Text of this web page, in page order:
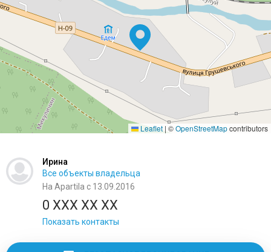
Leaflet | ©OpenStreetMapcontributors
Ирина
Все объекты владельца
На Apartila с 13.09.2016
0 XXX XX XX
Показать контакты